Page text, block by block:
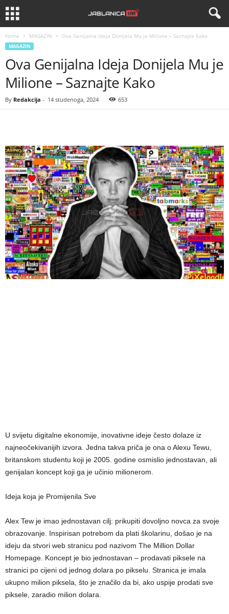
Home MAGAZIN Ova Genijalna Ideja Donijela Mu je Milione – Saznajte Kako
MAGAZIN
Ova Genijalna Ideja Donijela Mu je
Milione – Saznajte Kako
By Redakcija - 14 studenoga, 2024 653
U svijetu digitalne ekonomije, inovativne ideje često dolaze iz
najneočekivanijih izvora. Jedna takva priča je ona o Alexu Tewu,
britanskom studentu koji je 2005. godine osmislio jednostavan, ali
genijalan koncept koji ga je učinio milionerom.
Ideja koja je Promijenila Sve
Alex Tew je imao jednostavan cilj: prikupiti dovoljno novca za svoje
obrazovanje. Inspirisan potrebom da plati školarinu, došao je na
ideju da stvori web stranicu pod nazivom The Million Dollar
Homepage. Koncept je bio jednostavan – prodavati piksele na
stranici po cijeni od jednog dolara po pikselu. Stranica je imala
ukupno milion piksela, što je značilo da bi, ako uspije prodati sve
piksele, zaradio milion dolara.